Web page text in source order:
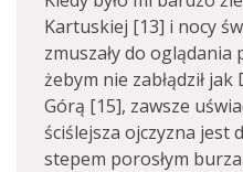
Kartuskiej [13] i nocy
zmuszały do
żebym nie zabłądził
Górą [15], zawsze
ściślejsza ojczyzna jest
stepem porosłym